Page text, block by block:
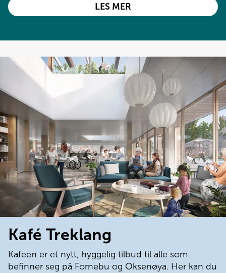
TILBUDET
TIL
LES MER
Kafé Treklang
Kafeen er et nytt, hyggelig tilbud til alle som
befinner seg på Fornebu og Oksenøya. Her kan du